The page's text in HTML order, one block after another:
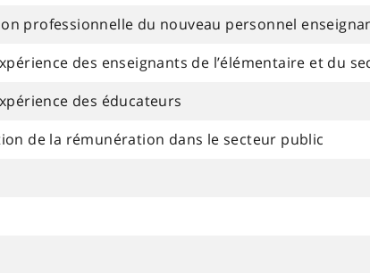
professionnelle du nouveau personnel
des enseignants de l’élémentaire et du
des éducateurs
de la rémunération dans le secteur public